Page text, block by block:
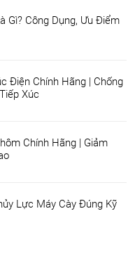
Gì? Công Dụng, Ưu Điểm
Điện Chính Hãng | Chống
Xúc
Chính Hãng | Giảm
Lực Máy Cày Đúng Kỹ